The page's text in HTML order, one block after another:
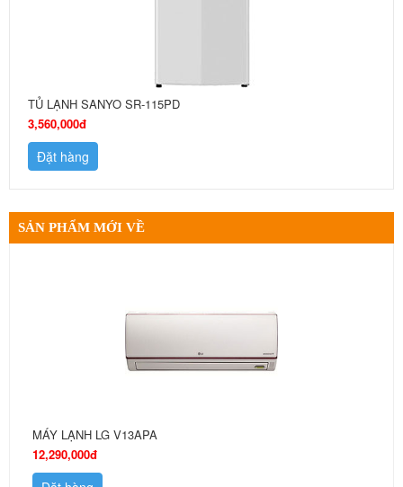
TỦ LẠNH SANYO SR-115PD
3,560,000đ
Đặt hàng
SẢN PHẨM MỚI VỀ
MÁY LẠNH LG V13APA
12,290,000đ